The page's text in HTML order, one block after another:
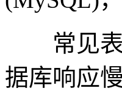
常见表
据库响应